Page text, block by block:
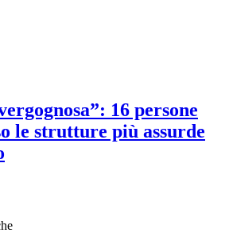
16 persone
le strutture più assurde